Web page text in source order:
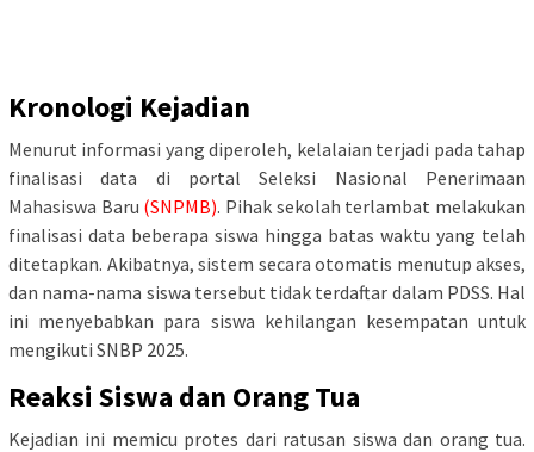
Kronologi Kejadian
Menurut informasi yang diperoleh, kelalaian terjadi pada tahap
finalisasi data di portal Seleksi Nasional Penerimaan
Mahasiswa Baru (SNPMB). Pihak sekolah terlambat melakukan
finalisasi data beberapa siswa hingga batas waktu yang telah
ditetapkan. Akibatnya, sistem secara otomatis menutup akses,
dan nama-nama siswa tersebut tidak terdaftar dalam PDSS. Hal
ini menyebabkan para siswa kehilangan kesempatan untuk
mengikuti SNBP 2025.
Reaksi Siswa dan Orang Tua
Kejadian ini memicu protes dari ratusan siswa dan orang tua.